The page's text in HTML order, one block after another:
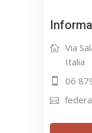
Via
Italia
06